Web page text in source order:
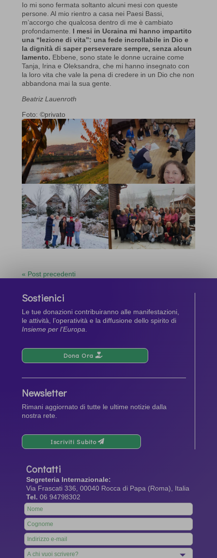
Io mi sono fermata soltanto alcuni mesi con queste
persone. Al mio rientro a casa nei Paesi Bassi,
m’accorgo che qualcosa dentro di me è cambiato
profondamente. I mesi in Ucraina mi hanno impartito
una “lezione di vita”: una fede incrollabile in Dio e
la dignità di saper perseverare sempre, senza alcun
lamento. Ebbene, sono state le donne ucraine come
Tanja, Irina e Oleksandra, che mi hanno insegnato con
la loro vita che vale la pena di credere in un Dio che non
abbandona mai la sua gente.
Beatriz Lauenroth
Foto: ©privato
« Post precedenti
Sostienici
Le tue donazioni contribuiranno alle manifestazioni,
le attività, l’operatività e la diffusione dello spirito di
Insieme per l’Europa
Dona Ora
Newsletter
Rimani aggiornato di tutte le ultime notizie dalla
nostra rete.
Iscriviti Subito
Contatti
Segreteria Internazionale:
Via Frascati 336, 00040 Rocca di Papa (Roma), Italia
Tel. 06 94798302
Leave
this
field
blank